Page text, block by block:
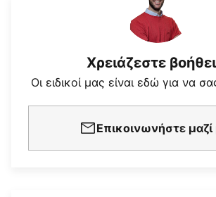
Χρειάζεστε
Οι ειδικοί μας είναι εδώ για να
Επικοινωνήστε μαζί